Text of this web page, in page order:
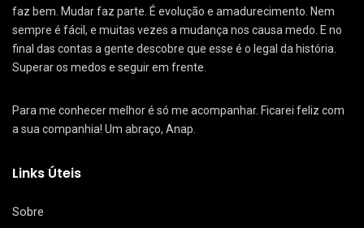
faz bem. Mudar faz parte. É evolução e amadurecimento. Nem
sempre é fácil, e muitas vezes a mudança nos causa medo. E no
final das contas a gente descobre que esse é o legal da história.
Superar os medos e seguir em frente.
Para me conhecer melhor é só me acompanhar. Ficarei feliz com
a sua companhia! Um abraço, Anap.
Links Úteis
Sobre